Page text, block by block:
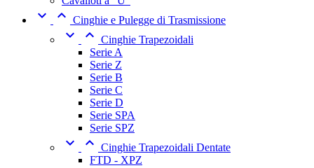
  Cinghie e Pulegge di Trasmissione
  Cinghie Trapezoidali
Serie A
Serie Z
Serie B
Serie C
Serie D
Serie SPA
Serie SPZ
  Cinghie Trapezoidali Dentate
FTD - XPZ